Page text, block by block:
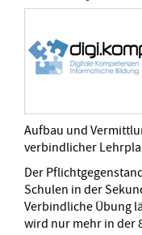
Aufbau und
verbindlicher
Der
Schulen in der
Verbindliche Übung
wird nur mehr in der